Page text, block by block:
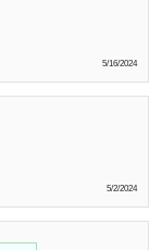
5/16/2024
5/2/2024